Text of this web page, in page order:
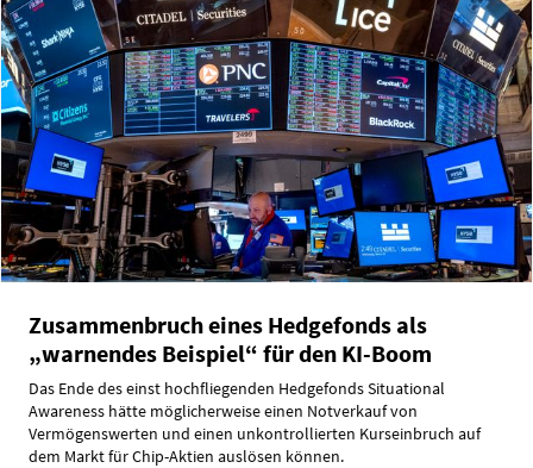
Zusammenbruch eines Hedgefonds als
„warnendes Beispiel“ für den KI-Boom
Das Ende des einst hochfliegenden Hedgefonds Situational
Awareness hätte möglicherweise einen Notverkauf von
Vermögenswerten und einen unkontrollierten Kurseinbruch auf
dem Markt für Chip-Aktien auslösen können.